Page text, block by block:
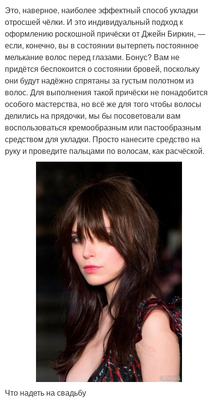
Это, наверное, наиболее эффектный способ укладки
отросшей чёлки. И это индивидуальный подход к
оформлению роскошной причёски от Джейн Биркин, —
если, конечно, вы в состоянии вытерпеть постоянное
мелькание волос перед глазами. Бонус? Вам не
придётся беспокоится о состоянии бровей, поскольку
они будут надёжно спрятаны за густым полотном из
волос. Для выполнения такой причёски не понадобится
особого мастерства, но всё же для того чтобы волосы
делились на прядочки, мы бы посоветовали вам
воспользоваться кремообразным или пастообразным
средством для укладки. Просто нанесите средство на
руку и проведите пальцами по волосам, как расчёской.
Что надеть на свадьбу